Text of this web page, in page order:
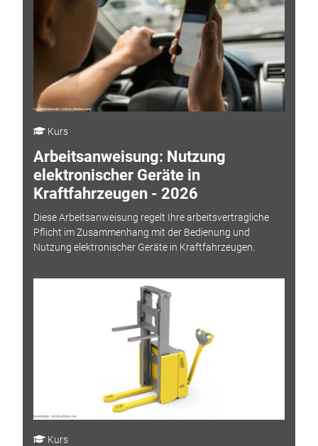
Kurs
Arbeitsanweisung: Nutzung
elektronischer Geräte in
Kraftfahrzeugen - 2026
Diese Arbeitsanweisung regelt Ihre arbeitsvertragliche
Pflicht im Zusammenhang mit der Bedienung und
Nutzung elektronischer Geräte in Kraftfahrzeugen.
Kurs